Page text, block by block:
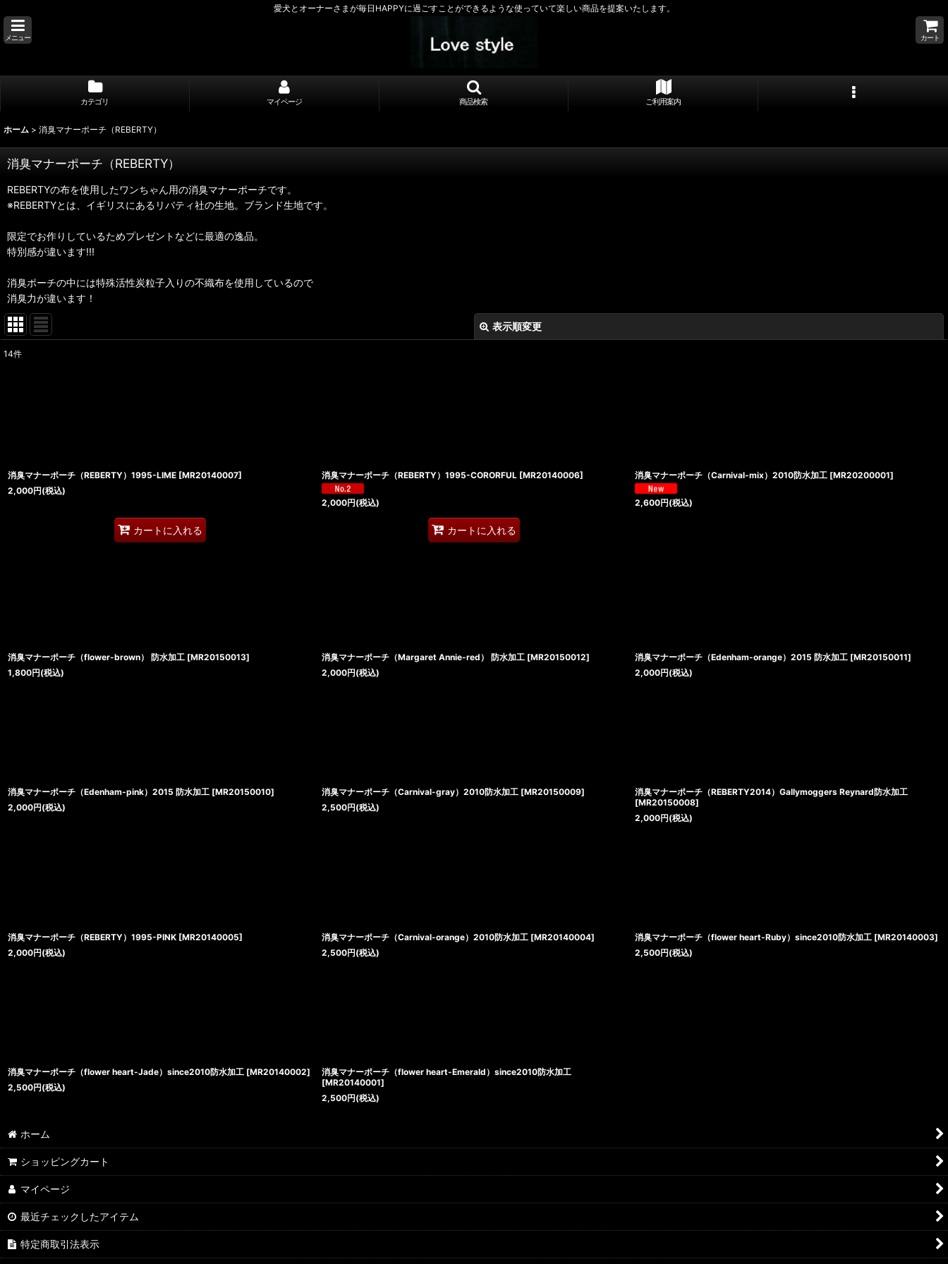
愛犬とオーナーさまが毎日HAPPYに過ごすことができるような使っていて楽しい商品を提案いたします。
メニュー カート
カテゴリ マイページ 商品検索 ご利用案内
ホーム > 消臭マナーポーチ（REBERTY）
消臭マナーポーチ（REBERTY）
REBERTYの布を使用したワンちゃん用の消臭マナーポーチです。
※REBERTYとは、イギリスにあるリバティ社の生地。ブランド生地です。
限定でお作りしているためプレゼントなどに最適の逸品。
特別感が違います!!!
消臭ポーチの中には特殊活性炭粒子入りの不織布を使用しているので
消臭力が違います！
表示順変更
14件
消臭マナーポーチ（REBERTY）1995-LIME [MR20140007]
2,000円(税込)
カートに入れる
消臭マナーポーチ（REBERTY）1995-CORORFUL [MR20140006]
2,000円(税込)
カートに入れる
消臭マナーポーチ（Carnival-mix）2010防水加工 [MR20200001]
2,600円(税込)
消臭マナーポーチ（flower-brown） 防水加工 [MR20150013]
1,800円(税込)
消臭マナーポーチ（Margaret Annie-red） 防水加工 [MR20150012]
2,000円(税込)
消臭マナーポーチ（Edenham-orange）2015 防水加工 [MR20150011]
2,000円(税込)
消臭マナーポーチ（Edenham-pink）2015 防水加工 [MR20150010]
2,000円(税込)
消臭マナーポーチ（Carnival-gray）2010防水加工 [MR20150009]
2,500円(税込)
消臭マナーポーチ（REBERTY2014）Gallymoggers Reynard防水加工
[MR20150008]
2,000円(税込)
消臭マナーポーチ（REBERTY）1995-PINK [MR20140005]
2,000円(税込)
消臭マナーポーチ（Carnival-orange）2010防水加工 [MR20140004]
2,500円(税込)
消臭マナーポーチ（flower heart-Ruby）since2010防水加工 [MR20140003]
2,500円(税込)
消臭マナーポーチ（flower heart-Jade）since2010防水加工 [MR20140002]
2,500円(税込)
消臭マナーポーチ（flower heart-Emerald）since2010防水加工
[MR20140001]
2,500円(税込)
ホーム
ショッピングカート
マイページ
最近チェックしたアイテム
特定商取引法表示